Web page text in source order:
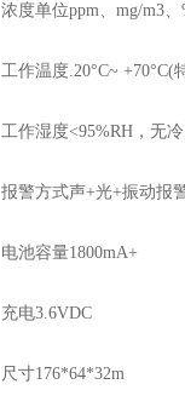
浓度单位ppm、 mg/m3、
工作温度.20°C~ +70°C(
工作湿度<95%RH ，无
报警方式声+光+振动报
电池容量1800mA+
充电3.6VDC
尺寸176*64*32m